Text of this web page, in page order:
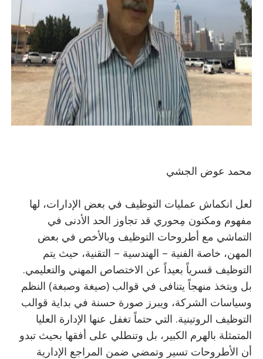
محمد عوض الجشي
لعل انكماش عمليات التوظيف في بعض الإدارات، لها
مفهوم ومكنون مِحوري قد تجاوز الحد الأدنى في
التماشي مع أطروحات التوظيف وبالأخص في بعض
المهن، خاصة الفنية – الهندسية – التقنية، حيث يتم
التوظيف قسرياً بعيداً عن الاختصاص المهني والتعليمي.
بل ويتخذ منهجاً يتنافى في قوالب (صيغة وصبغة) النظم
وسياسات الشركة، ويبرز صورة حسنة في بداية قوالب
التوظيف الروتينية. التي حتماً تغفل عنها الإدارة العليا
المتمثلة بالهرم الكبير، بل وتنطلي على أفقها بحيث تبدو
أن الأطروحات تسير وتمضي ضمن المراجع الإدارية